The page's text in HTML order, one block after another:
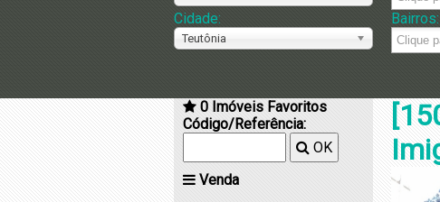
Cidade:
Teutônia
Bairros:
0 Imóveis Favoritos
Código/Referência:
OK
Venda